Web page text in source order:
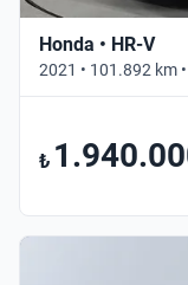
Honda • HR-V
2021 • 101.892 km
₺